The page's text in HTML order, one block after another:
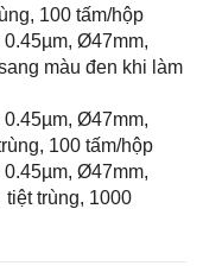
100 tấm/hộp
Ø47mm,
màu đen khi làm
Ø47mm,
100 tấm/hộp
Ø47mm,
trùng, 1000